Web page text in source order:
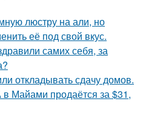
люстру на али, но
её под свой вкус.
самих себя, за
откладывать сдачу домов.
Майами продаётся за $31,